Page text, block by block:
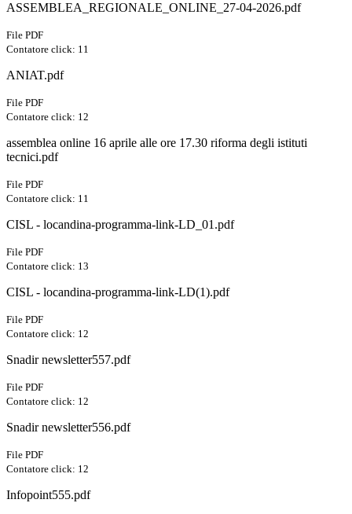
ASSEMBLEA_REGIONALE_ONLINE_27-04-2026.pdf
File PDF
Contatore click: 11
ANIAT.pdf
File PDF
Contatore click: 12
assemblea online 16 aprile alle ore 17.30 riforma degli istituti
tecnici.pdf
File PDF
Contatore click: 11
CISL - locandina-programma-link-LD_01.pdf
File PDF
Contatore click: 13
CISL - locandina-programma-link-LD(1).pdf
File PDF
Contatore click: 12
Snadir newsletter557.pdf
File PDF
Contatore click: 12
Snadir newsletter556.pdf
File PDF
Contatore click: 12
Infopoint555.pdf